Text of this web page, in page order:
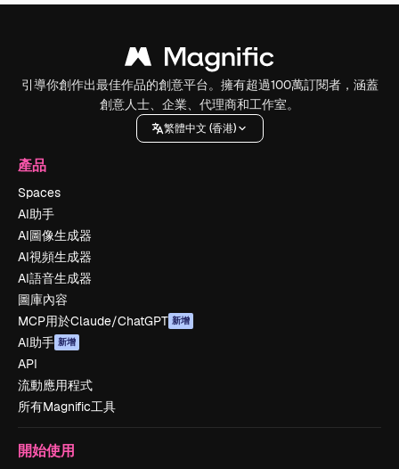
引導你創作出最佳作品的創意平台。擁有超過100萬訂閱者，涵蓋
創意人士、企業、代理商和工作室。
繁體中文 (香港)
產品
Spaces
AI助手
AI圖像生成器
AI視頻生成器
AI語音生成器
圖庫內容
MCP用於Claude/ChatGPT 新增
AI助手 新增
API
流動應用程式
所有Magnific工具
開始使用